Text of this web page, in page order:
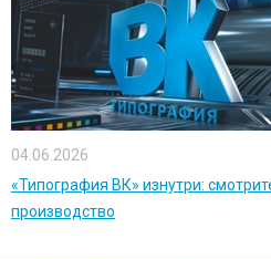
04.06.2026
«Типография ВК» изнутри:
производство